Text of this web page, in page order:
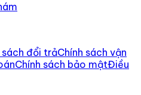
sách đổi trảChính sách vận
Chính sách bảo mậtĐiều